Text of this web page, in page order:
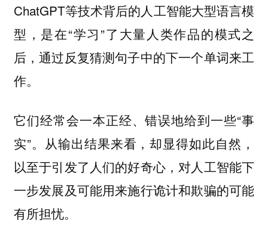
ChatGPT等技术背后的人工智能大型语言模
型，是在“学习”了大量人类作品的模式之
后，通过反复猜测句子中的下一个单词来工
作。
它们经常会一本正经、错误地给到一些“事
实”。从输出结果来看，却显得如此自然，
以至于引发了人们的好奇心，对人工智能下
一步发展及可能用来施行诡计和欺骗的可能
有所担忧。